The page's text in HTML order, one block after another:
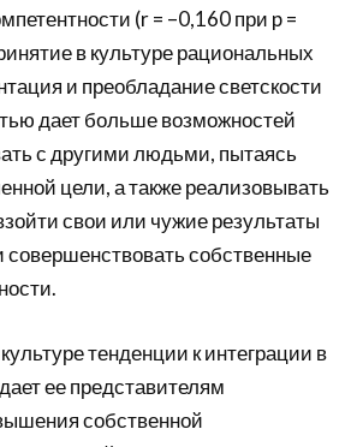
(r = –0,160 при p =
в культуре рациональных
и преобладание светскости
дает больше возможностей
с другими людьми, пытаясь
цели, а также реализовывать
свои или чужие результаты
совершенствовать собственные
тенденции к интеграции в
ее представителям
собственной